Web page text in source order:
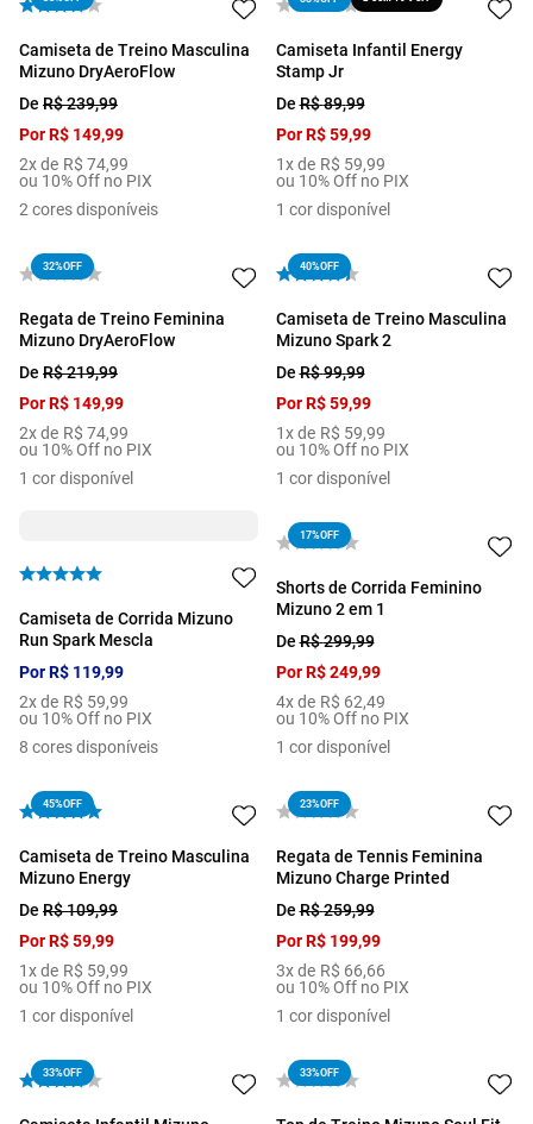
Camiseta de Treino Masculina
Mizuno DryAeroFlow
De R$239,99
PorR$ 149,99
2x de R$ 74,99
ou 10% Off no PIX
2cores disponíveis
Camiseta Infantil Energy
Stamp Jr
DeR$89,99
PorR$ 59,99
1x de R$ 59,99
ou 10% Off no PIX
1 cor disponível
32%OFF
Regata de Treino Feminina
Mizuno DryAeroFlow
De R$219,99
PorR$ 149,99
2x de R$ 74,99
ou 10% Off no PIX
1 cor disponível
40%OFF
Camiseta de Treino Masculina
Mizuno Spark 2
DeR$99,99
PorR$ 59,99
1x de R$ 59,99
ou 10% Off no PIX
1 cor disponível
Camiseta de Corrida Mizuno
Run Spark Mescla
PorR$ 119,99
2x de R$ 59,99
ou 10% Off no PIX
8 cores disponíveis
17%OFF
Shorts de Corrida Feminino
Mizuno 2 em 1
DeR$299,99
PorR$ 249,99
4x de R$ 62,49
ou 10% Off no PIX
1 cor disponível
45%OFF
Camiseta de Treino Masculina
Mizuno Energy
De R$109,99
PorR$59,99
1x de R$ 59,99
ou 10% Off no PIX
1 cor disponível
23%OFF
Regata de Tennis Feminina
Mizuno Charge Printed
DeR$259,99
PorR$ 199,99
3x de R$ 66,66
ou 10% Off no PIX
1 cor disponível
33%OFF 33%OFF